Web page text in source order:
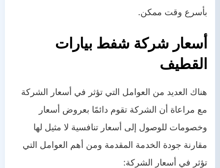
بأسرع وقت ممكن.
أسعار شركة شفط بيارات
القطيف
هناك العديد من العوامل التي تؤثر في أسعار الشركة
مع مراعاة أن الشركة تقوم دائمًا بعروض أسعار
وخصومات للوصول إلى أسعار تنافسية لا مثيل لها
مقارنة جودة الخدمة المقدمة ومن أهم العوامل التي
تؤثر في أسعار الشركة: